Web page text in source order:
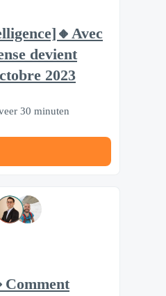
devient
2023
30 minuten